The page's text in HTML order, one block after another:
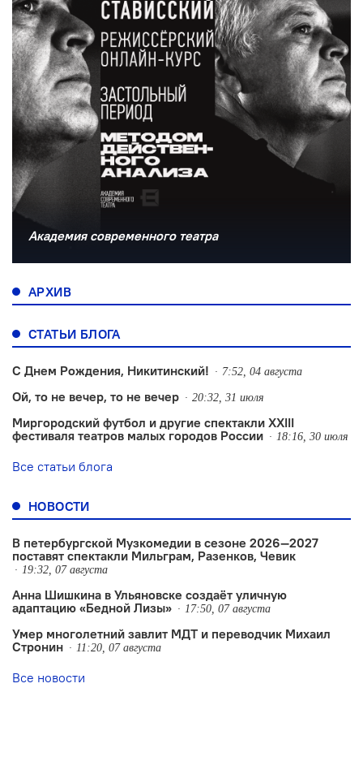
Академия современного театра
АРХИВ
СТАТЬИ БЛОГА
С Днем Рождения, Никитинский! 7:52, 04 августа
Ой, то не вечер, то не вечер 20:32, 31 июля
Миргородский футбол и другие спектакли XXIII
фестиваля театров малых городов России
18:16, 30 июля
Все статьи блога
НОВОСТИ
В петербургской Музкомедии в сезоне 2026—2027
поставят спектакли Мильграм, Разенков, Чевик
19:32, 07 августа
Анна Шишкина в Ульяновске создаëт уличную
адаптацию «Бедной Лизы»
17:50, 07 августа
Умер многолетний завлит МДТ и переводчик Михаил
Стронин
11:20, 07 августа
Все новости